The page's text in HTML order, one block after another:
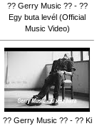
?? Gerry Music ?? - ??
Egy buta levél (Official
Music Video)
?? Gerry Music ?? - ?? Ki